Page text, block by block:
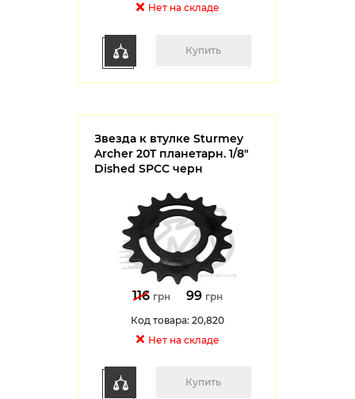
Нет на cкладе
Купить
Звезда к втулке Sturmey
Archer 20T планетарн. 1/8"
Dished SPCC черн
116 грн 99 грн
Код товара: 20,820
Нет на cкладе
Купить